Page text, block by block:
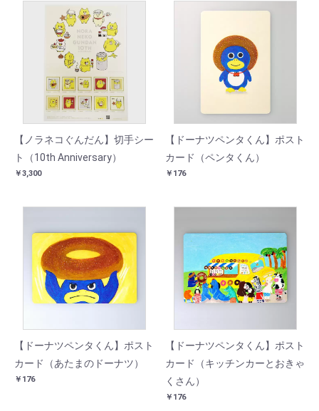
【ノラネコぐんだん】切手シー
ト（10th Anniversary）
￥3,300
【ドーナツペンタくん】ポスト
カード（ペンタくん）
￥176
【ドーナツペンタくん】ポスト
カード（あたまのドーナツ）
￥176
【ドーナツペンタくん】ポスト
カード（キッチンカーとおきゃ
くさん）
￥176